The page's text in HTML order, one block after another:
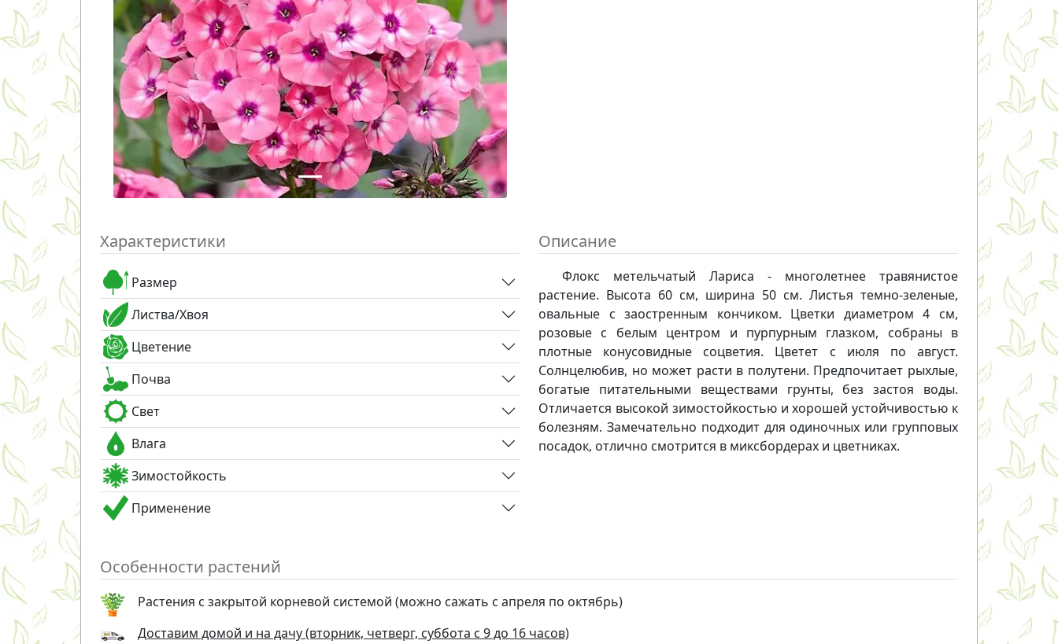
Характеристики
Размер
Листва/Хвоя
Цветение
Почва
Свет
Влага
Зимостойкость
Применение
Описание
Флокс метельчатый Лариса - многолетнее травянистое
растение. Высота 60 см, ширина 50 см. Листья темно-зеленые,
овальные с заостренным кончиком. Цветки диаметром 4 см,
розовые с белым центром и пурпурным глазком, собраны в
плотные конусовидные соцветия. Цветет с июля по август.
Солнцелюбив, но может расти в полутени. Предпочитает рыхлые,
богатые питательными веществами грунты, без застоя воды.
Отличается высокой зимостойкостью и хорошей устойчивостью к
болезням. Замечательно подходит для одиночных или групповых
посадок, отлично смотрится в миксбордерах и цветниках.
Особенности растений
Растения с закрытой корневой системой (можно сажать с апреля по октябрь)
Доставим домой и на дачу (вторник, четверг, суббота с 9 до 16 часов)